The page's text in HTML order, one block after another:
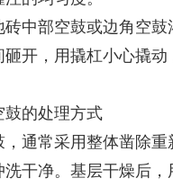
砖中部空鼓或边角空
砸开，用撬杠小心撬
鼓的处理方式
通常采用整体凿除
干净。基层干燥后